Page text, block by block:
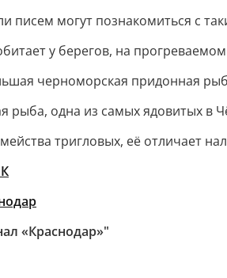
писем могут познакомиться с
у берегов, на
черноморская придонная
рыба, одна из самых ядовитых в
тригловых, её отличает
«Краснодар»"